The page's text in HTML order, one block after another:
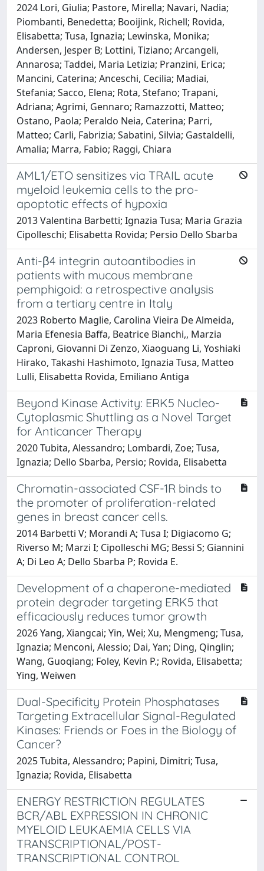
2024 Lori, Giulia; Pastore, Mirella; Navari, Nadia;
Piombanti, Benedetta; Booijink, Richell; Rovida,
Elisabetta; Tusa, Ignazia; Lewinska, Monika;
Andersen, Jesper B; Lottini, Tiziano; Arcangeli,
Annarosa; Taddei, Maria Letizia; Pranzini, Erica;
Mancini, Caterina; Anceschi, Cecilia; Madiai,
Stefania; Sacco, Elena; Rota, Stefano; Trapani,
Adriana; Agrimi, Gennaro; Ramazzotti, Matteo;
Ostano, Paola; Peraldo Neia, Caterina; Parri,
Matteo; Carli, Fabrizia; Sabatini, Silvia; Gastaldelli,
Amalia; Marra, Fabio; Raggi, Chiara
AML1/ETO sensitizes via TRAIL acute
myeloid leukemia cells to the pro-
apoptotic effects of hypoxia
2013 Valentina Barbetti; Ignazia Tusa; Maria Grazia
Cipolleschi; Elisabetta Rovida; Persio Dello Sbarba
Anti-β4 integrin autoantibodies in
patients with mucous membrane
pemphigoid: a retrospective analysis
from a tertiary centre in Italy
2023 Roberto Maglie, Carolina Vieira De Almeida,
Maria Efenesia Baffa, Beatrice Bianchi,, Marzia
Caproni, Giovanni Di Zenzo, Xiaoguang Li, Yoshiaki
Hirako, Takashi Hashimoto, Ignazia Tusa, Matteo
Lulli, Elisabetta Rovida, Emiliano Antiga
Beyond Kinase Activity: ERK5 Nucleo-
Cytoplasmic Shuttling as a Novel Target
for Anticancer Therapy
2020 Tubita, Alessandro; Lombardi, Zoe; Tusa,
Ignazia; Dello Sbarba, Persio; Rovida, Elisabetta
Chromatin-associated CSF-1R binds to
the promoter of proliferation-related
genes in breast cancer cells.
2014 Barbetti V; Morandi A; Tusa I; Digiacomo G;
Riverso M; Marzi I; Cipolleschi MG; Bessi S; Giannini
A; Di Leo A; Dello Sbarba P; Rovida E.
Development of a chaperone-mediated
protein degrader targeting ERK5 that
efficaciously reduces tumor growth
2026 Yang, Xiangcai; Yin, Wei; Xu, Mengmeng; Tusa,
Ignazia; Menconi, Alessio; Dai, Yan; Ding, Qinglin;
Wang, Guoqiang; Foley, Kevin P.; Rovida, Elisabetta;
Ying, Weiwen
Dual-Specificity Protein Phosphatases
Targeting Extracellular Signal-Regulated
Kinases: Friends or Foes in the Biology of
Cancer?
2025 Tubita, Alessandro; Papini, Dimitri; Tusa,
Ignazia; Rovida, Elisabetta
ENERGY RESTRICTION REGULATES
BCR/ABL EXPRESSION IN CHRONIC
MYELOID LEUKAEMIA CELLS VIA
TRANSCRIPTIONAL/POST-
TRANSCRIPTIONAL CONTROL